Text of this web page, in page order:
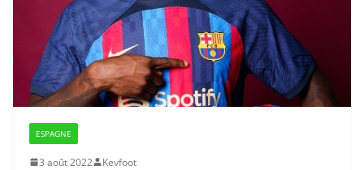
ESPAGNE
3 août 2022 Kevfoot